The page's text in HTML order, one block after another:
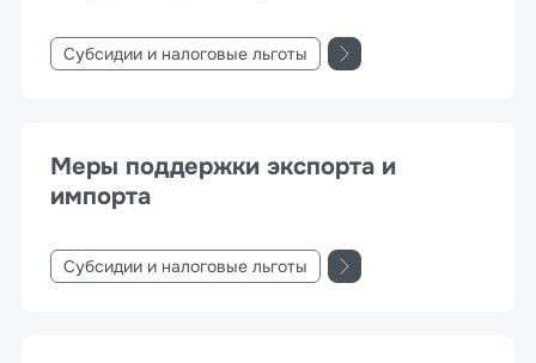
Субсидии и налоговые льготы
Меры поддержки экспорта и
импорта
Субсидии и налоговые льготы